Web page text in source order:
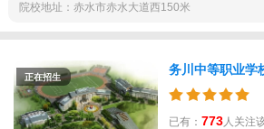
院校地址：赤水市赤水大道西150米
正在招生
务川中等职业学
已有：773人关注